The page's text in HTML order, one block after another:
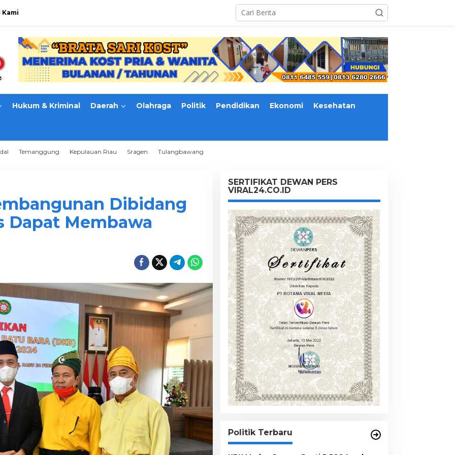
Hukum & Kriminal Daerah Olahraga Politik Pendidikan Ekonomi Kesehatan
Temanggung Kepulauan Riau Sragen Tulangbawang
Dibidang
Dapat Membawa
SERTIFIKAT DEWAN PERS
VIRAL24.CO.ID
Politik Terbaru